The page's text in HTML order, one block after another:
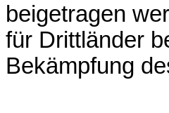
beigetragen
für Drittländer
Bekämpfung